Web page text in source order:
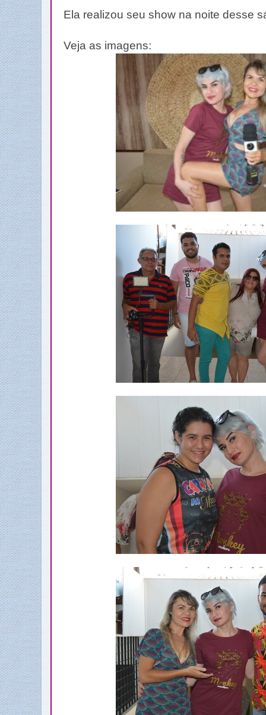
Ela realizou seu show na noite desse
Veja as imagens: